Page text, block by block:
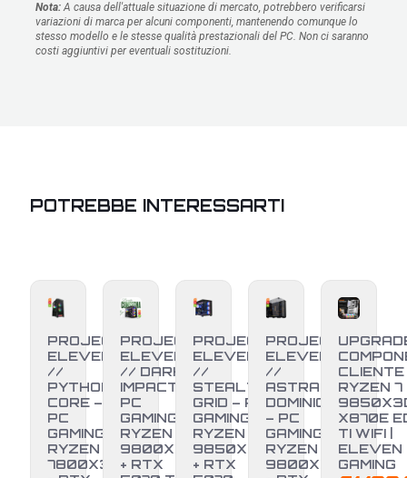
Nota: A causa dell'attuale situazione di mercato, potrebbero verificarsi
variazioni di marca per alcuni componenti, mantenendo comunque lo
stesso modello e le stesse qualità prestazionali del PC. Non ci saranno
costi aggiuntivi per eventuali sostituzioni.
POTREBBE INTERESSARTI
PROJECT
ELEVEN
//
PYTHON
CORE –
PC
GAMING
RYZEN 7
7800X3D
PROJECT
ELEVEN
// DARK
IMPACT –
PC
GAMING
RYZEN 7
9800X3D
+ RTX
-3%
PROJECT
ELEVEN
//
STEALTH
GRID – PC
GAMING
RYZEN 7
9850X3D
+ RTX
PROJECT
ELEVEN
//
ASTRAL
DOMINION
– PC
GAMING
RYZEN 7
9800X3D
NUOVO
CLIENTE
RYZEN 7
X870E
TI WIFI |
ELEVEN
GAMING